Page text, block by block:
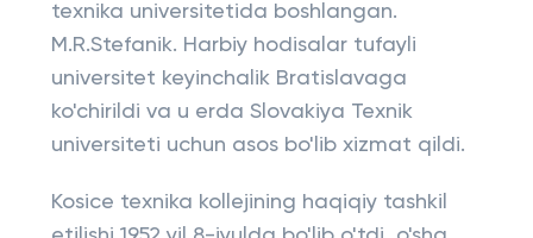
texnika universitetida boshlangan.
M.R.Stefanik. Harbiy hodisalar tufayli
universitet keyinchalik Bratislavaga
ko'chirildi va u erda Slovakiya Texnik
universiteti uchun asos bo'lib xizmat qildi.
Kosice texnika kollejining haqiqiy tashkil